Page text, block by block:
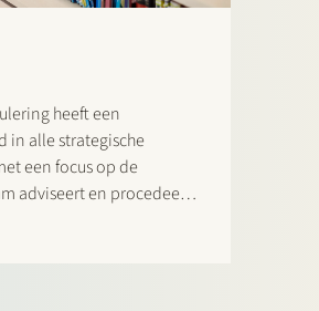
heeft een
in alle strategische
een focus op de
adviseert en procedeert